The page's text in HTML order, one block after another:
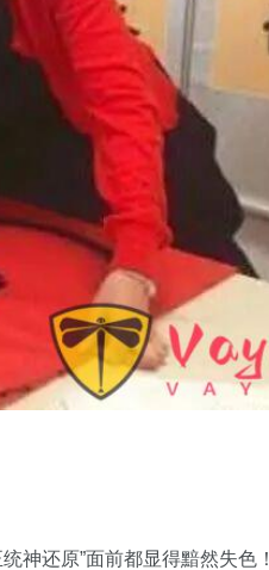
神还原”面前都显得黯然失色！